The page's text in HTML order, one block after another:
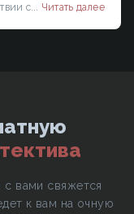
с... Читать далее
вами свяжется
к вам на очную